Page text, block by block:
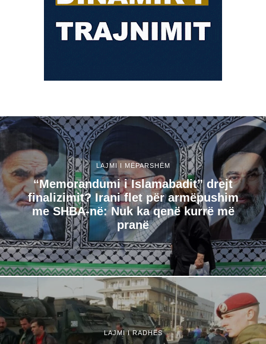
LAJMI I MËPARSHËM
“Memorandumi i Islamabadit” drejt
finalizimit? Irani flet për armëpushim
me SHBA-në: Nuk ka qenë kurrë më
pranë
LAJMI I RADHËS